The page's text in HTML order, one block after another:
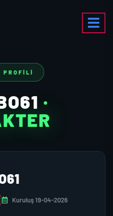
PROFILI
·
Kuruluş 19-04-2026